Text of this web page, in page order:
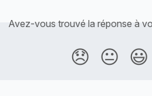
Avez-vous trouvé la réponse à
😞 😐 😃